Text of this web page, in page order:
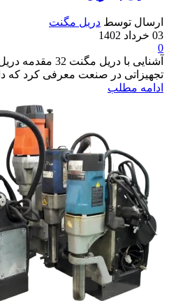
ارسال توسط دریل مگنت
03 خرداد 1402
0
آشنایی با دریل
تجهیزاتی در صنعت معرفی کرد که
ادامه مطلب